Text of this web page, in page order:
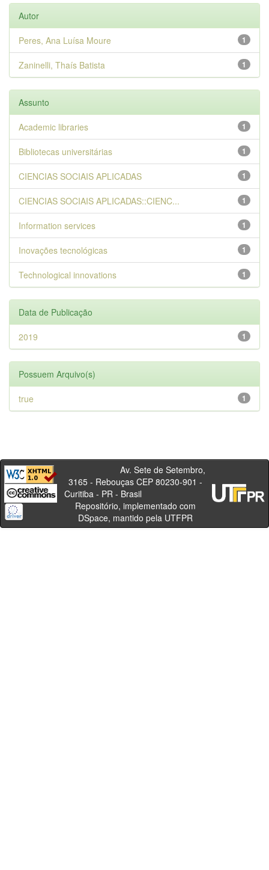
Autor
1
Peres, Ana Luísa Moure
1
Zaninelli, Thaís Batista
Assunto
1
Academic libraries
1
Bibliotecas universitárias
1
CIENCIAS SOCIAIS APLICADAS
1
CIENCIAS SOCIAIS APLICADAS::CIENC...
1
Information services
1
Inovações tecnológicas
1
Technological innovations
Data de Publicação
1
2019
Possuem Arquivo(s)
1
true
Av. Sete de Setembro,
3165 - Rebouças CEP 80230-901 -
Curitiba - PR - Brasil
Repositório, implementado com
DSpace, mantido pela UTFPR